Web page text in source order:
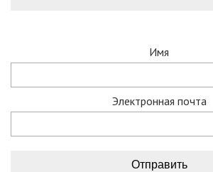
Имя
Электронная почта